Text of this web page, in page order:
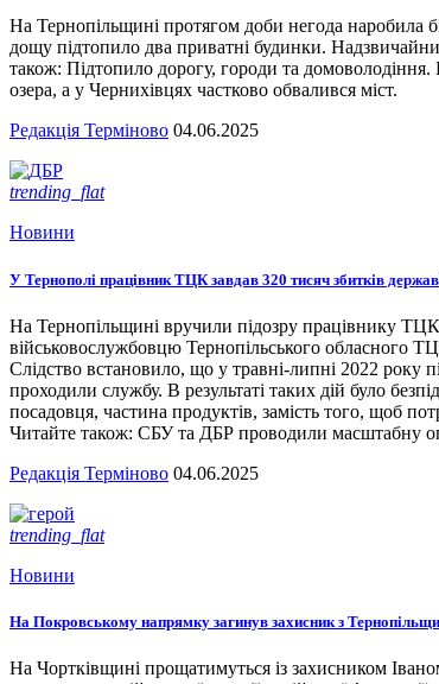
На Тернопільщині протягом доби негода наробила
дощу підтопило два приватні будинки.
також: Підтопило дорогу, городи та
озера, а у Чернихівцях частково обвалився міст.
Редакція Терміново 04.06.2025
trending_flat
Новини
У Тернополі працівник ТЦК завдав 320 тисяч збитків
На Тернопільщині вручили підозру працівнику
військовослужбовцю Тернопільського обласного
Слідство встановило, що у травні-липні 2022 року
проходили службу. В результаті таких дій було
посадовця, частина продуктів, замість того, щоб
Читайте також: СБУ та ДБР проводили масштабну
Редакція Терміново 04.06.2025
trending_flat
Новини
На Покровському напрямку загинув захисник з
На Чортківщині прощатимуться із захисником